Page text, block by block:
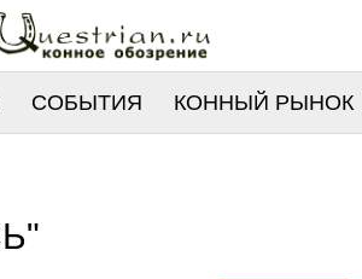
СОБЫТИЯ КОННЫЙ РЫНОК